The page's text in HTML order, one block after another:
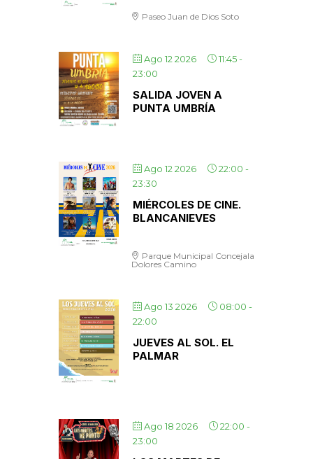
Paseo Juan de Dios Soto
Ago 12 2026 11:45-
23:00
SALIDA JOVEN A
PUNTA UMBRÍA
Ago 12 2026 22:00 -
23:30
MIÉRCOLES DE CINE.
BLANCANIEVES
Parque Municipal Concejala
Dolores Camino
Ago 13 2026 08:00 -
22:00
JUEVES AL SOL. EL
PALMAR
Ago 18 2026 22:00 -
23:00